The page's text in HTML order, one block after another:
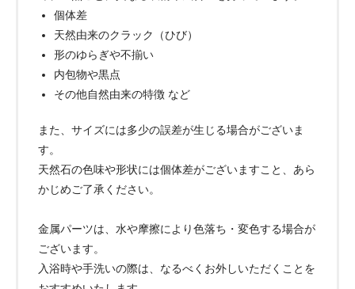
個体差
天然由来のクラック（ひび）
形のゆらぎや不揃い
内包物や黒点
その他自然由来の特徴 など
また、サイズには多少の誤差が生じる場合がございま
す。
天然石の色味や形状には個体差がございますこと、あら
かじめご了承ください。
金属パーツは、水や摩擦により色落ち・変色する場合が
ございます。
入浴時や手洗いの際は、なるべくお外しいただくことを